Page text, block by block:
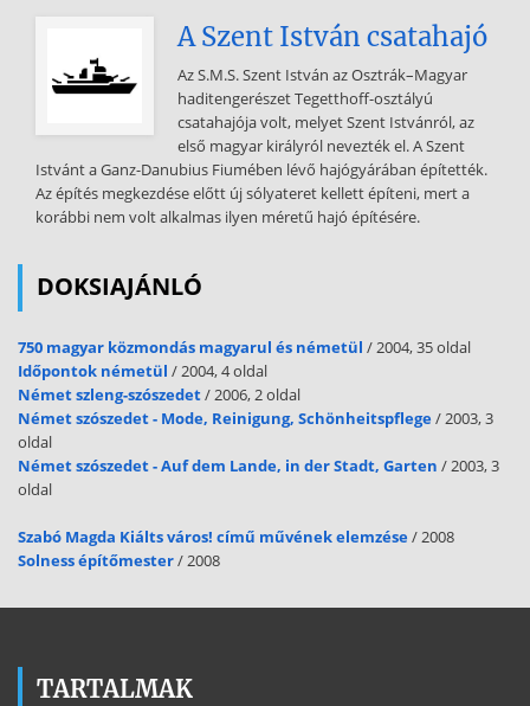
szemcsemérete, a hullámzás mértéke, az árapály nagysága, a parti
áramlások, az állóvíz mélysége. D u n a Mississippi A deltatípusok
háromszögdiagramja Rhone Brahmaputra A delták részei: A delta
rétegződése deltasíkság, deltahomlok (-front), deltalejtő (prodelta)
A Szent István csatahajó
Az S.M.S. Szent István az Osztrák–Magyar
haditengerészet Tegetthoff-osztályú
csatahajója volt, melyet Szent Istvánról, az
első magyar királyról nevezték el. A Szent
Istvánt a Ganz-Danubius Fiumében lévő hajógyárában építették.
Az építés megkezdése előtt új sólyateret kellett építeni, mert a
korábbi nem volt alkalmas ilyen méretű hajó építésére.
DOKSIAJÁNLÓ
750 magyar közmondás magyarul és németül / 2004, 35 oldal
Időpontok németül / 2004, 4 oldal
Német szleng-szószedet/ 2006, 2 oldal
Német szószedet - Mode, Reinigung, Schönheitspflege/ 2003, 3
oldal
Német szószedet - Auf dem Lande, in der Stadt, Garten / 2003, 3
oldal
Szabó Magda Kiálts város! című művének elemzése/ 2008
Solness építőmester/ 2008
TARTALMAK